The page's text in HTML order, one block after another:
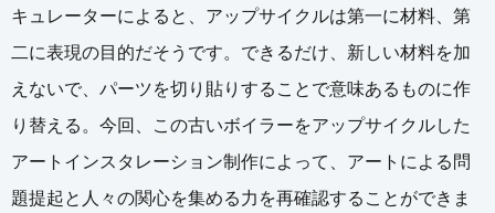
キュレーターによると、アップサイクルは第一に材料、第
二に表現の目的だそうです。できるだけ、新しい材料を加
えないで、パーツを切り貼りすることで意味あるものに作
り替える。今回、この古いボイラーをアップサイクルした
アートインスタレーション制作によって、アートによる問
題提起と人々の関心を集める力を再確認することができま